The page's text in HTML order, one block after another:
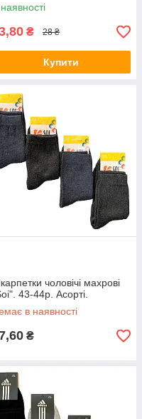
₴ 28 ₴
Купити
чоловічі махрові
43-44р. Асорті.
в наявності
₴